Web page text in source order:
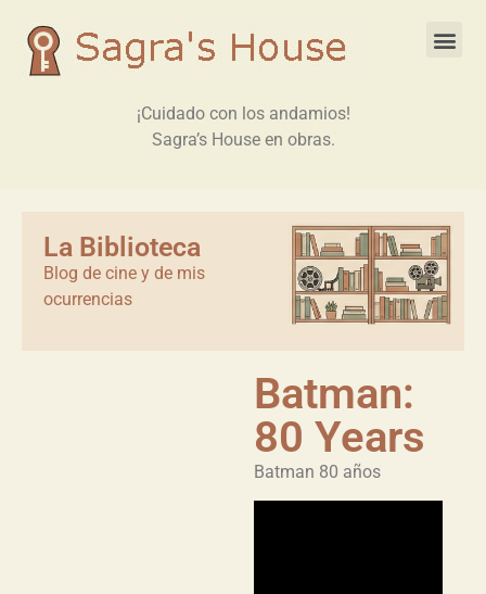
¡Cuidado con los andamios!
Sagra’s House en obras.
La Biblioteca
Blog de cine y de mis
ocurrencias
Batman:
80 Years
Batman 80 años